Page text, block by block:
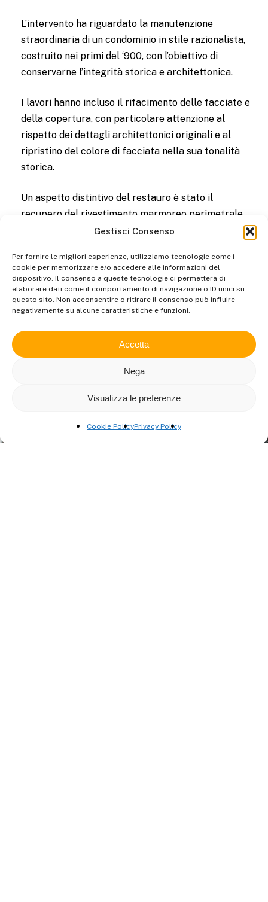
Gestisci Consenso
Per fornire le migliori esperienze, utilizziamo tecnologie come i
cookie per memorizzare e/o accedere alle informazioni del
dispositivo. Il consenso a queste tecnologie ci permetterà di
elaborare dati come il comportamento di navigazione o ID unici su
questo sito. Non acconsentire o ritirare il consenso può influire
negativamente su alcune caratteristiche e funzioni.
Accetta
Nega
Visualizza le preferenze
Cookie PolicyPrivacy Policy
L’intervento ha riguardato la manutenzione
straordinaria di un condominio in stile razionalista,
costruito nei primi del ‘900, con l’obiettivo di
conservarne l’integrità storica e architettonica.
I lavori hanno incluso il rifacimento delle facciate e
della copertura, con particolare attenzione al
rispetto dei dettagli architettonici originali e al
ripristino del colore di facciata nella sua tonalità
storica.
Un aspetto distintivo del restauro è stato il
recupero del rivestimento marmoreo perimetrale
del piano terra, realizzato con lastre di marmo di
costruzione del Duomo di Como e cavato già in
epoca romanica.
Il risultato è un edificio rinnovato, che mantiene
intervento attento alla qualità dei materiali e alla
conservazione dell’identità architettonica.